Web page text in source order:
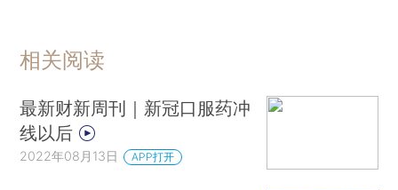
相关阅读
最新财新周刊｜新冠口服药冲
线以后
2022年08月13日 APP打开